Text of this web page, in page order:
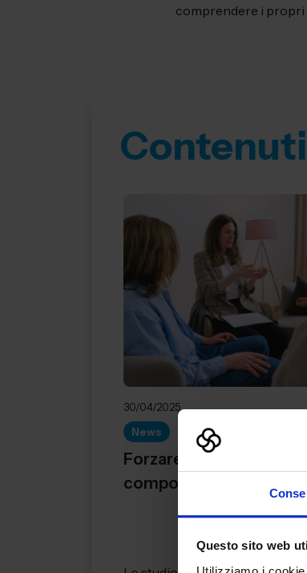
Questo sito web
comprendere i propri
30/04/2025
News
Forzare le emozioni può
comportare rischi per la